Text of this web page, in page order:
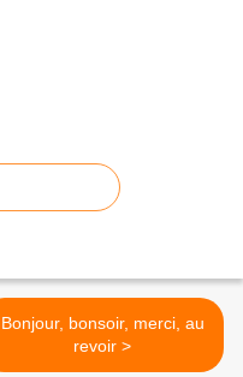
Bonjour, bonsoir, merci, au
revoir >